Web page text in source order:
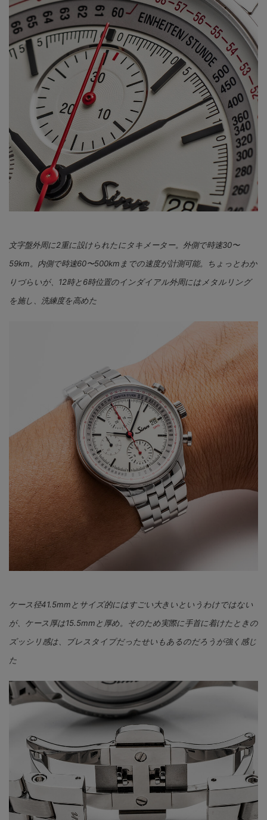
文字盤外周に2重に設けられたにタキメーター。外側で時速30〜
59km。内側で時速60〜500kmまでの速度が計測可能。ちょっとわか
りづらいが、12時と6時位置のインダイアル外周にはメタルリング
を施し、洗練度を高めた
ケース径41.5mmとサイズ的にはすごい大きいというわけではない
が、ケース厚は15.5mmと厚め。そのため実際に手首に着けたときの
ズッシリ感は、ブレスタイプだったせいもあるのだろうが強く感じ
た